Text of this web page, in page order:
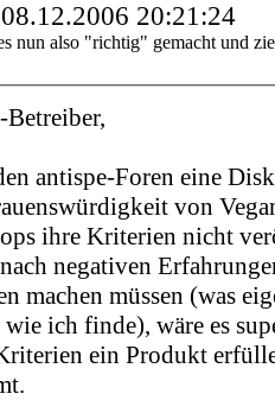
08.12.2006 20:21:24
nun also "richtig" gemacht und
antispe-Foren eine
von
ihre Kriterien nicht
negativen
machen müssen (was
wie ich finde), wäre es
ein Produkt